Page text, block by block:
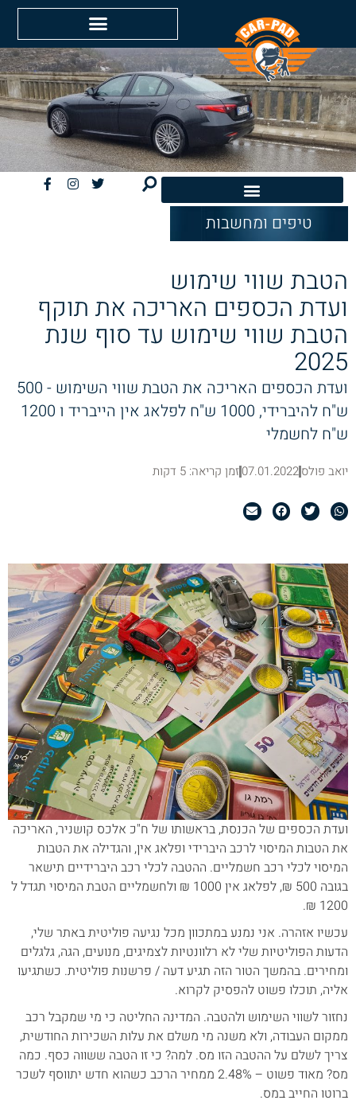
טיפים ומחשבות
הטבת שווי שימוש
ועדת הכספים האריכה את תוקף
הטבת שווי שימוש עד סוף שנת
2025
ועדת הכספים האריכה את הטבת שווי השימוש - 500
ש"ח להיברידי, 1000 ש"ח לפלאג אין הייבריד ו 1200
ש"ח לחשמלי
יואב פולס07.01.2022זמן קריאה: 5 דקות
ועדת הכספים של הכנסת, בראשותו של ח"כ אלכס קושניר, האריכה
את הטבות המיסוי לרכב היברידי ופלאג אין, והגדילה את הטבות
המיסוי לכלי רכב חשמליים. ההטבה לכלי רכב היברידיים תישאר
בגובה 500 ₪, לפלאג אין 1000 ₪ ולחשמליים הטבת המיסוי תגדל ל
1200 ₪.
עכשיו אזהרה. אני נמנע במתכוון מכל נגיעה פוליטית באתר שלי,
הדעות הפוליטיות שלי לא רלוונטיות לצמיגים, מנועים, הגה, גלגלים
ומחירים. בהמשך הטור הזה תגיע דעה / פרשנות פוליטית. כשתגיעו
אליה, תוכלו פשוט להפסיק לקרוא.
נחזור לשווי השימוש ולהטבה. המדינה החליטה כי מי שמקבל רכב
ממקום העבודה, ולא משנה מי משלם את עלות השכירות החודשית,
צריך לשלם על ההטבה הזו מס. למה? כי זו הטבה ששווה כסף. כמה
מס? מאוד פשוט – 2.48% ממחיר הרכב כשהוא חדש יתווסף לשכר
ברוטו החייב במס.